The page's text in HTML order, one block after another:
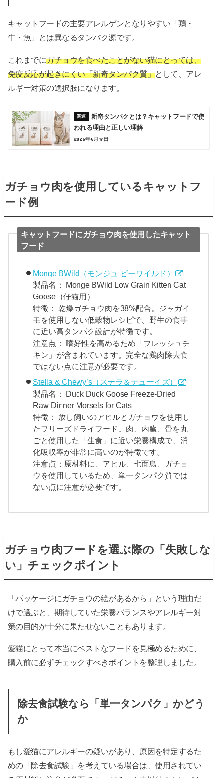
キャットフードの主要アレルゲンとなりやすい「鶏・
牛・魚」とは異なるタンパク源です。
これまでにガチョウを食べたことがない猫にとっては、
免疫反応が起きにくい「新奇タンパク質」として、アレ
ルギー対策の選択肢になります。
新奇タンパクとは？キャットフードで使
われる理由と正しい理解
2026年6月17日
ガチョウ肉を使用しているキャットフ
ード例
キャットフードにガチョウ肉を使用したキャット
フード
Monge BWild（モンジュ ビーワイルド）
製品名： Monge BWild Low Grain Kitten Cat
Goose（仔猫用）
特徴： 乾燥ガチョウ肉を38%配合。ジャガイ
モを使用しない低穀物レシピで、野生の食事
に近い高タンパク設計が特徴です。
注意点： 嗜好性を高めるため「フレッシュチ
キン」が含まれています。完全な鶏肉除去食
ではない点に注意が必要です。
Stella & Chewy’s（ステラ＆チューイズ）
製品名： Duck Duck Goose Freeze-Dried
Raw Dinner Morsels for Cats
特徴： 放し飼いのアヒルとガチョウを使用し
たフリーズドライフード。肉、内臓、骨を丸
ごと使用した「生食」に近い栄養構成で、消
化吸収率が非常に高いのが特徴です。
注意点：原材料に、アヒル、七面鳥、ガチョ
ウを使用しているため、単一タンパク質では
ない点に注意が必要です。
ガチョウ肉フードを選ぶ際の「失敗しな
い」チェックポイント
「パッケージにガチョウの絵があるから」という理由だ
けで選ぶと、期待していた栄養バランスやアレルギー対
策の目的が十分に果たせないこともあります。
愛猫にとって本当にベストなフードを見極めるために、
購入前に必ずチェックすべきポイントを整理しました。
除去食試験なら「単一タンパク」かどう
か
もし愛猫にアレルギーの疑いがあり、原因を特定するた
めの「除去食試験」を考えている場合は、使用されてい